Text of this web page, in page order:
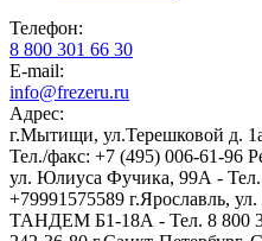
Телефон:
8 800 301 66 30
E-mail:
info@frezeru.ru
Адрес:
г.Мытищи, ул.Терешковой д.
Тел./факс: +7 (495) 006-61-96
ул. Юлиуса Фучика, 99А - Тел.
+79991575589 г.Ярославль,
ТАНДЕМ Б1-18А - Тел. 8 800